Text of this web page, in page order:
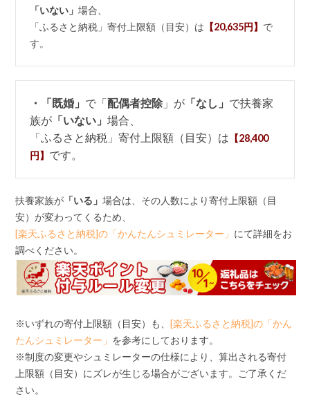
「いない」場合、
「ふるさと納税」寄付上限額（目安）は 【20,635円】 で
す。
・「既婚」 で「配偶者控除 」が 「なし」 で扶養家
族が 「いない」場合、
「ふるさと納税」寄付上限額（目安）は 【28,400
円】 です。
扶養家族が 「いる」場合は、その人数により寄付上限額（目
安）が変わってくるため、
[楽天ふるさと納税]の「かんたんシュミレーター」 にて詳細をお
調べください。
※いずれの寄付上限額（目安）も、[楽天ふるさと納税]の「かん
たんシュミレーター」 を参考にしております。
※制度の変更やシュミレーターの仕様により、算出される寄付
上限額（目安）にズレが生じる場合がございます。ご了承くだ
さい。